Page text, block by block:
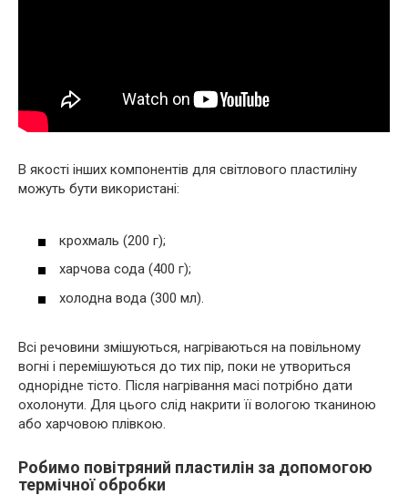
В якості інших компонентів для світлового пластиліну
можуть бути використані:
крохмаль (200 г);
харчова сода (400 г);
холодна вода (300 мл).
Всі речовини змішуються, нагріваються на повільному
вогні і перемішуються до тих пір, поки не утвориться
однорідне тісто. Після нагрівання масі потрібно дати
охолонути. Для цього слід накрити її вологою тканиною
або харчовою плівкою.
Робимо повітряний пластилін за допомогою
термічної обробки